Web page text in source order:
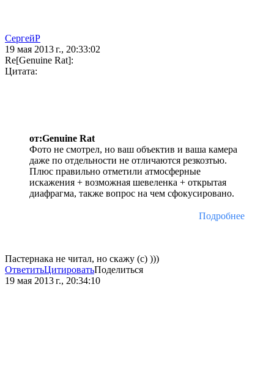
СергейР
19 мая 2013 г., 20:33:02
Re[Genuine Rat]:
Цитата:
от:Genuine Rat
Фото не смотрел, но ваш объектив и ваша камера
даже по отдельности не отличаются резкозтью.
Плюс правильно отметили атмосферные
искажения + возможная шевеленка + открытая
диафрагма, также вопрос на чем сфокусировано.
Подробнее
Пастернака не читал, но скажу (с) )))
ОтветитьЦитироватьПоделиться
19 мая 2013 г., 20:34:10